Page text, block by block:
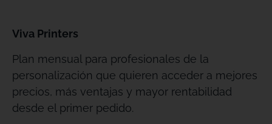
Viva Printers
Plan mensual para profesionales de la
personalización que quieren acceder a mejores
precios, más ventajas y mayor rentabilidad
desde el primer pedido.